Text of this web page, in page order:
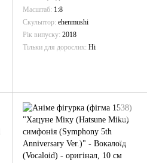
Масштаб 1:8
Скульптор ehenmushi
Рік випуску 2018
Тільки для дорослих Ні